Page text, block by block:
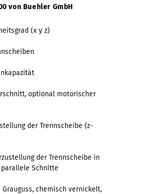
von Buehler GmbH
(x y z)
optional motorischer
der Trennscheibe (z-
der Trennscheibe in
Schnitte
Grauguss, chemisch vernickelt,